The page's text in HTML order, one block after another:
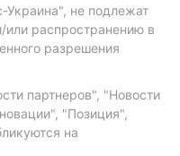
Украина", не подлежат
распространению в
разрешения
партнеров", "Новости
"Позиция",
на